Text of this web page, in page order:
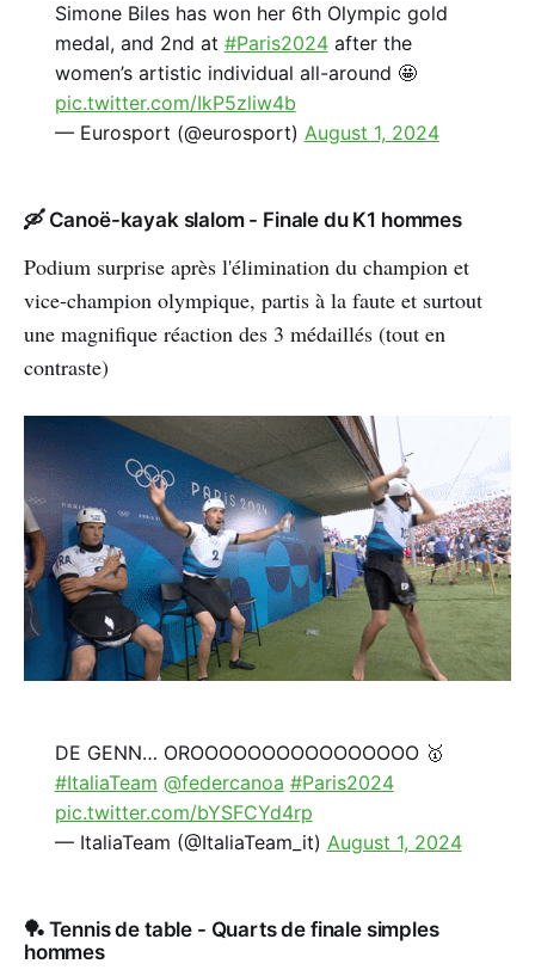
Simone Biles has won her 6th Olympic gold
medal, and 2nd at #Paris2024after the
women’s artistic individual all-around 🤩
pic.twitter.com/IkP5zliw4b
— Eurosport (@eurosport) August 1, 2024
🛶 Canoë-kayak slalom - Finale du K1 hommes
Podium surprise après l'élimination du champion et
vice-champion olympique, partis à la faute et surtout
une magnifique réaction des 3 médaillés (tout en
contraste)
DE GENN… OROOOOOOOOOOOOOOOO 🥇
#ItaliaTeam @federcanoa #Paris2024
pic.twitter.com/bYSFCYd4rp
— ItaliaTeam (@ItaliaTeam_it) August 1, 2024
🏓 Tennis de table - Quarts de finale simples
hommes